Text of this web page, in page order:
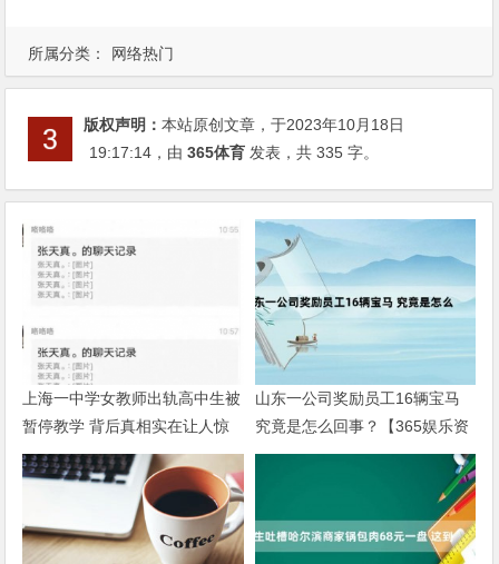
所属分类： 网络热门
版权声明：本站原创文章，于2023年10月18日
19:17:14 ，由365体育 发表，共 335 字。
上海一中学女教师出轨高中生被
暂停教学 背后真相实在让人惊
愕【365娱乐资讯网】
山东一公司奖励员工16辆宝马
究竟是怎么回事？【365娱乐资
讯网】